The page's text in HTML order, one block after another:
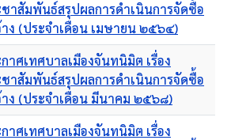
าสัมพันธ์สรุปผลการดำเนินการจัดซื้อ
ง (ประจำเดือน เมษายน ๒๕๖๔)
าศเทศบาลเมืองจันทนิมิต เรื่อง
าสัมพันธ์สรุปผลการดำเนินการจัดซื้อ
ง (ประจำเดือน มีนาคม ๒๕๖๘)
าศเทศบาลเมืองจันทนิมิต เรื่อง